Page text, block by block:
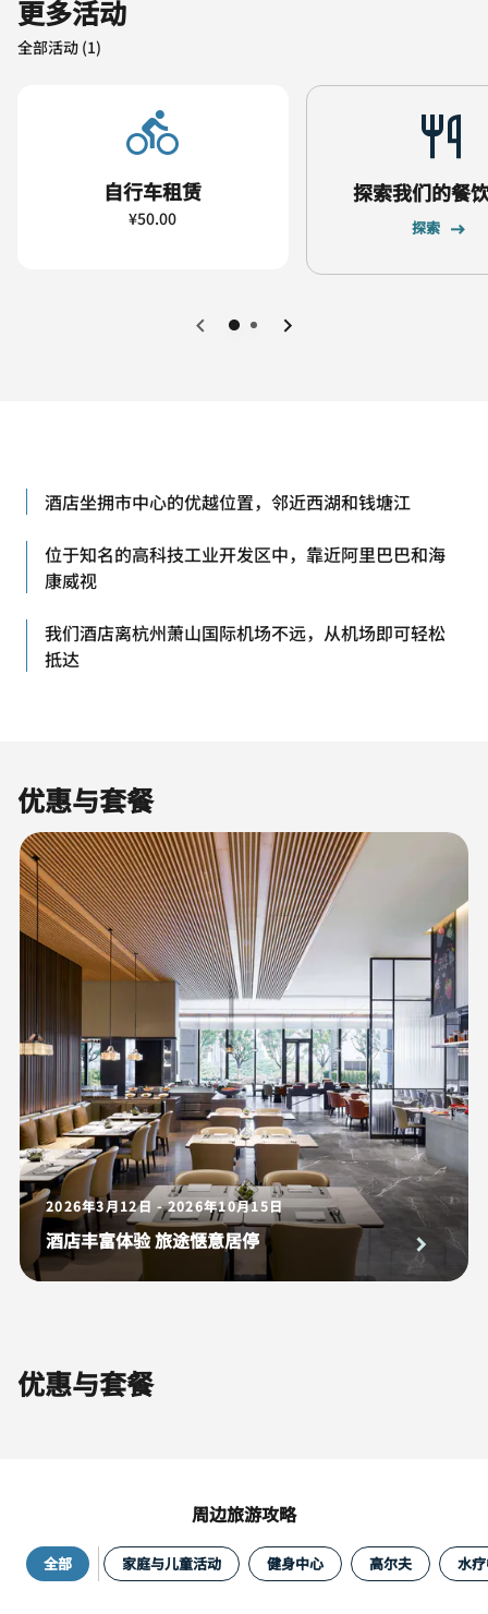
更多活动
全部活动 (1)
自行车租赁
¥50.00
探索我们的餐
探索
上一页 下一页
酒店坐拥市中心的优越位置，邻近西湖和钱塘江
位于知名的高科技工业开发区中，靠近阿里巴巴和海
康威视
我们酒店离杭州萧山国际机场不远，从机场即可轻松
抵达
优惠与套餐
2026年3月12日 - 2026年10月15日
酒店丰富体验 旅途惬意居停
优惠与套餐
周边旅游攻略
全部 家庭与儿童活动 健身中心 高尔夫 水